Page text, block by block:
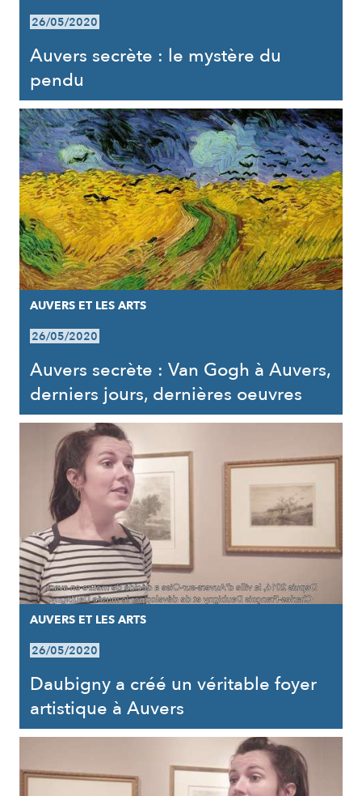
26/05/2020
Auvers secrète : le mystère du
pendu
AUVERS ET LES ARTS
26/05/2020
Auvers secrète : Van Gogh à Auvers,
derniers jours, dernières oeuvres
AUVERS ET LES ARTS
26/05/2020
Daubigny a créé un véritable foyer
artistique à Auvers